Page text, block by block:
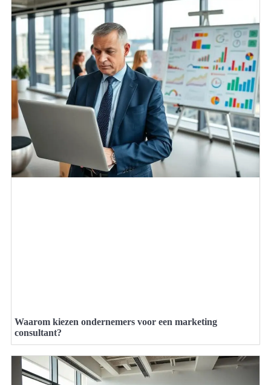
Waarom kiezen ondernemers voor een marketing
consultant?